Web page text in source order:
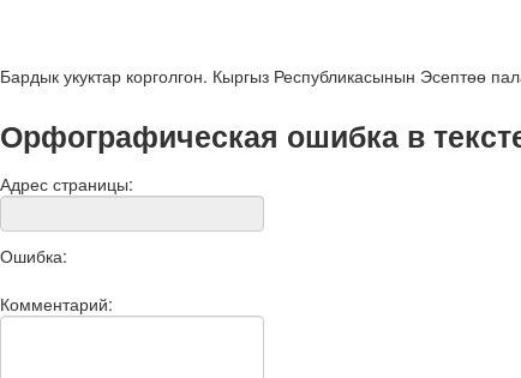
Бардык укуктар корголгон. Кыргыз Республикасынын Эсептөө
Орфографическая ошибка в
Адрес страницы:
Ошибка:
Комментарий: